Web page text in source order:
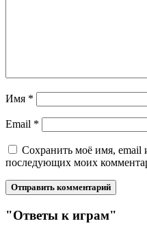
Имя *
Email *
Сохранить моё имя, email
последующих моих
"Ответы к играм"